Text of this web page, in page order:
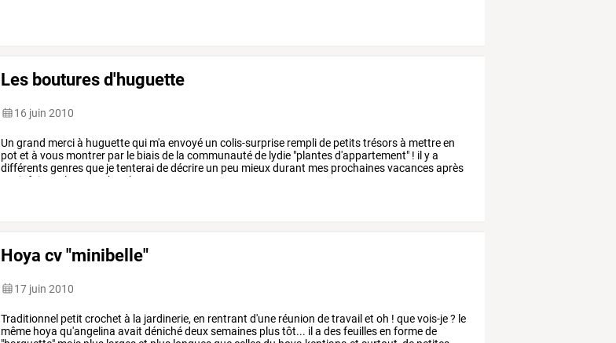
Les boutures d'huguette
16 juin 2010
Un grand mercià huguettequi m'a envoyé un colis-surprise remplide petitstrésorsà mettreen
pot et à vous montrer par le biaisde la communautéde lydie "plantesd'appartement" ! il ya
différentsgenresque jetenteraidedécrire un peu mieuxdurant mes prochainesvacancesaprès
avoir
fait quelques recherches
Hoya cv "minibelle"
17 juin 2010
Traditionnel petit crochet à la jardinerie, en rentrant d'une réunion detravail et oh ! quevois-je? le
même hoya qu'angelina avait dénichédeuxsemaines plustôt... il a desfeuillesen formede